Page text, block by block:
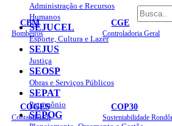
CBM
Bombeiros
CGE
Controladoria Geral
COGES
Contabilidade
COP30
Sustentabilidade
Administração e Recursos
Humanos
SEJUCEL
Esporte, Cultura e Lazer
SEJUS
Justiça
SEOSP
Obras e Serviços Públicos
SEPAT
Patrimônio
SEPOG